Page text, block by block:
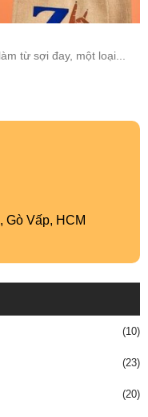
từ sợi đay, một loại...
Gò Vấp, HCM
(10)
(23)
(20)